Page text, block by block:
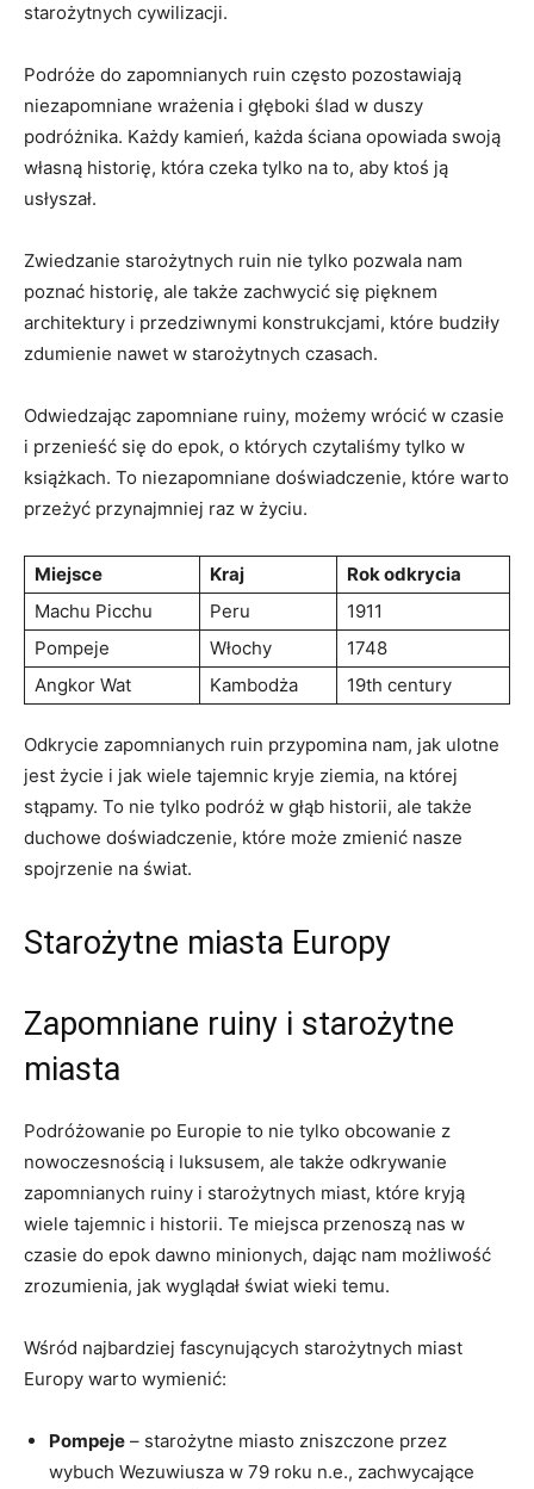
starożytnych cywilizacji.
Podróże do zapomnianych ruin często‍ pozostawiają
niezapomniane wrażenia i​ głęboki ślad w⁢ duszy‌
podróżnika. Każdy kamień,⁤ każda ściana ⁤opowiada swoją
własną ‍historię, która czeka ⁢tylko na to, aby ktoś ją
usłyszał.
Zwiedzanie starożytnych ruin nie ​tylko pozwala nam
poznać historię, ale ‍także⁢ zachwycić się pięknem
architektury i przedziwnymi konstrukcjami, które budziły
⁤zdumienie nawet w starożytnych czasach.
Odwiedzając zapomniane ruiny, możemy⁢ wrócić w ⁢czasie
i przenieść się do​ epok, o których czytaliśmy tylko w
książkach. To niezapomniane doświadczenie, które warto
przeżyć przynajmniej raz w życiu.
Miejsce Kraj
Rok odkrycia
Machu Picchu
Peru
1911
Pompeje
Włochy
1748
Angkor Wat
Kambodża 19th‍ century
Odkrycie zapomnianych ruin przypomina nam,⁣ jak ulotne
jest życie i jak wiele tajemnic kryje ⁣ziemia, na której
stąpamy.‌ To nie ​tylko podróż w głąb historii, ale także
duchowe doświadczenie, które może zmienić nasze‌
spojrzenie ⁤na świat.
Starożytne miasta ⁣Europy
Zapomniane ruiny i ⁤starożytne
miasta
Podróżowanie po Europie to nie tylko ‌obcowanie z‌
nowoczesnością i luksusem, ale także odkrywanie
‌zapomnianych ruiny i starożytnych miast, które kryją
wiele tajemnic i historii. Te miejsca przenoszą nas w
czasie do epok dawno minionych, dając nam możliwość‌
zrozumienia, jak wyglądał świat wieki temu.
Wśród‌ najbardziej fascynujących starożytnych miast
Europy warto wymienić:
Pompeje – starożytne ‌miasto zniszczone przez
wybuch‍ Wezuwiusza ‍w 79⁤ roku n.e., zachwycające